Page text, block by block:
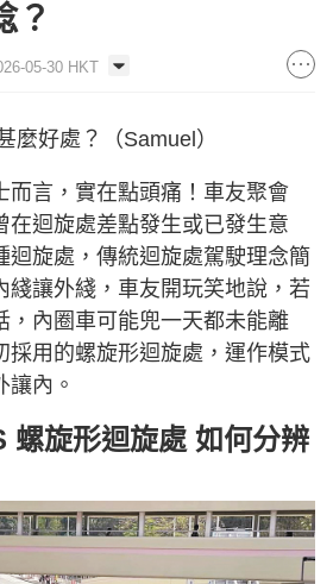
？
05-30 HKT
麼好處？（Samuel）
而言，實在點頭痛！車友聚會
在迴旋處差點發生或已發生意
迴旋處，傳統迴旋處駕駛理念簡
綫讓外綫，車友開玩笑地說，若
，內圈車可能兜一天都未能離
採用的螺旋形迴旋處，運作模式
讓內。
螺旋形迴旋處 如何分辨